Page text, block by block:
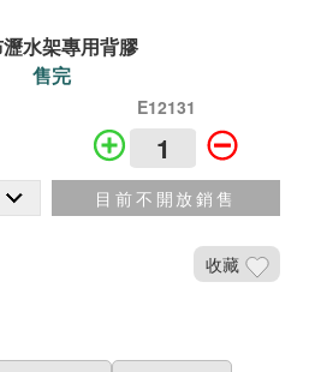
水架專用背膠
售完
E12131
目前不開放銷售
收藏